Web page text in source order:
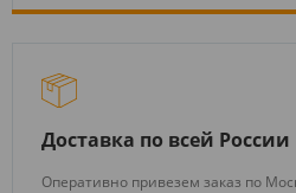
Доставка по всей России
Оперативно привезем заказ по